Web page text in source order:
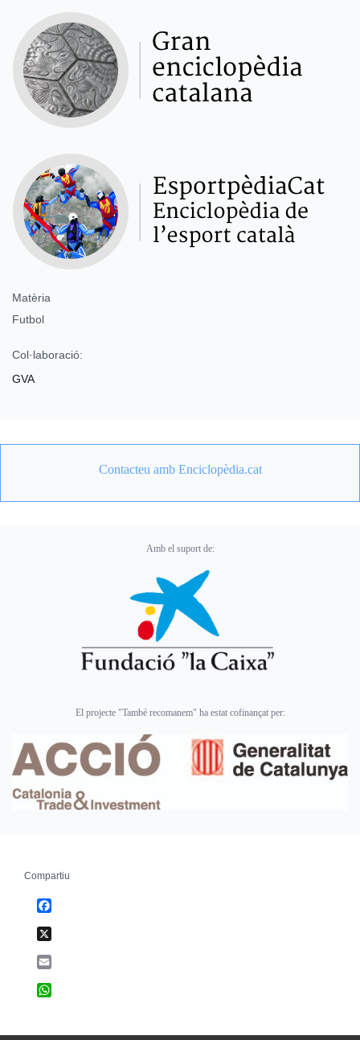
Matèria
Futbol
Col·laboració:
GVA
Contacteu amb Enciclopèdia.cat
Amb el suport de:
El projecte "També recomanem" ha estat cofinançat per:
Compartiu